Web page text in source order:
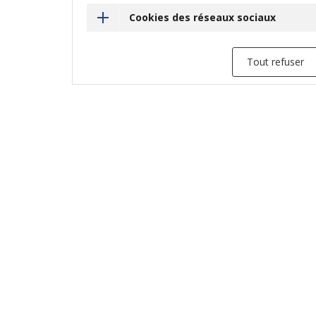
Cookies des réseaux sociaux
Tout refuser